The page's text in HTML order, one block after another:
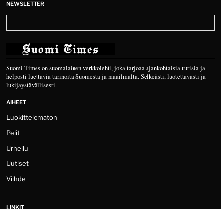
NEWSLETTER
Suomi Times on suomalainen verkkolehti, joka tarjoaa ajankohtaisia uutisia ja
helposti luettavia tarinoita Suomesta ja maailmalta. Selkeästi, luotettavasti ja
lukijaystävällisesti.
AIHEET
Luokittelematon
Pelit
Urheilu
Uutiset
Viihde
LINKIT